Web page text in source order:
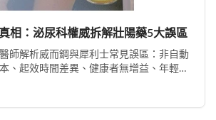
相：泌尿科權威拆解壯陽藥5大誤區
師解析威而鋼與犀利士常見誤區：非自動
、起效時間差異、健康者無增益、年輕人